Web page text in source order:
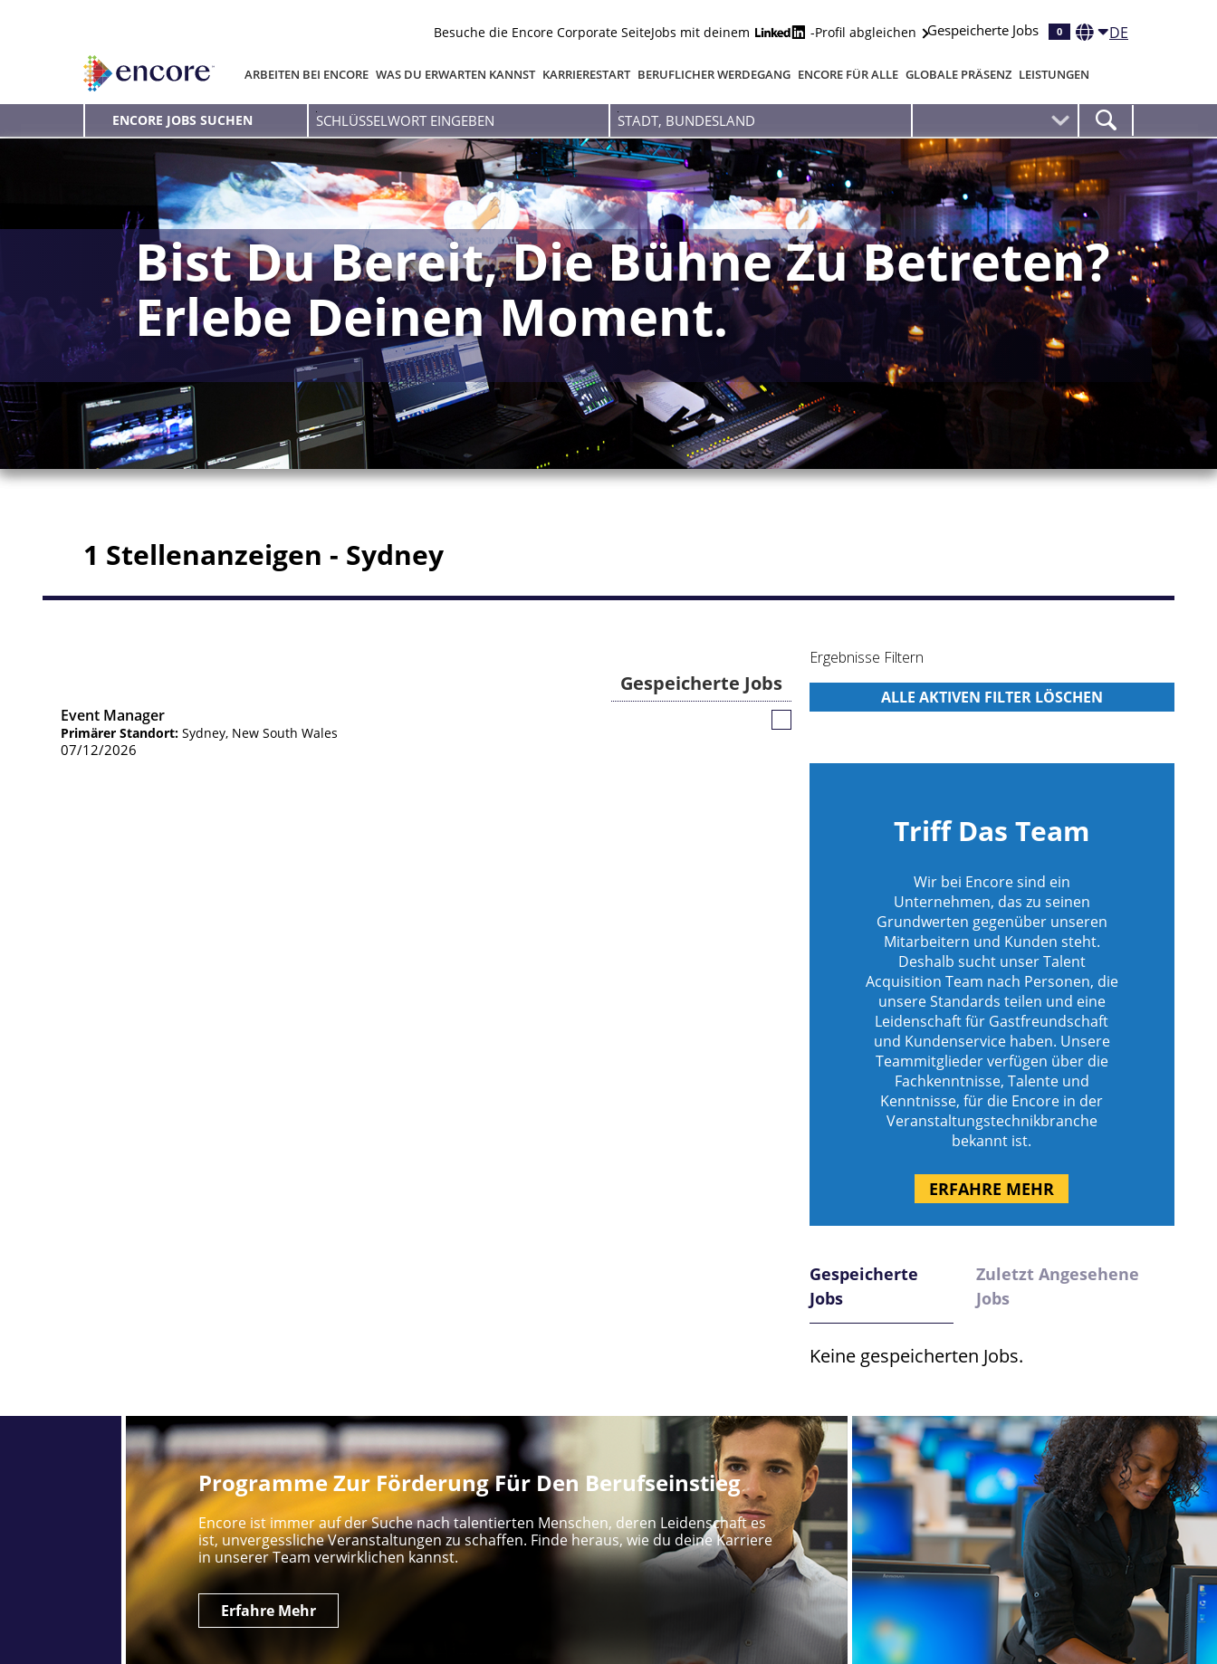
Besuche die Encore Corporate SeiteJobs mit deinem -Profil abgleichen Gespeicherte Jobs 0 DE
ARBEITEN BEI ENCORE WAS DU ERWARTEN KANNST KARRIERESTART BERUFLICHER WERDEGANG ENCORE FÜR ALLE GLOBALE PRÄSENZ LEISTUNGEN
ENCORE JOBS SUCHEN
Schlüsselwort
eingeben
Stadt,
Bundesland
Bist Du Bereit, Die Bühne Zu Betreten?
Erlebe Deinen Moment.
1 Stellenanzeigen - Sydney
Gespeicherte Jobs
Event Manager
Primärer Standort: Sydney, New South Wales
07/12/2026
Gespeicherte
Ergebnisse Filtern
Triff Das Team
Wir bei Encore sind ein
Unternehmen, das zu seinen
Grundwerten gegenüber unseren
Mitarbeitern und Kunden steht.
Deshalb sucht unser Talent
Acquisition Team nach Personen, die
unsere Standards teilen und eine
Leidenschaft für Gastfreundschaft
und Kundenservice haben. Unsere
Teammitglieder verfügen über die
Fachkenntnisse, Talente und
Kenntnisse, für die Encore in der
Veranstaltungstechnikbranche
bekannt ist.
ERFAHRE MEHR
Gespeicherte
Jobs
Zuletzt Angesehene
Jobs
Keine gespeicherten Jobs.
Programme Zur Förderung Für Den Berufseinstieg
Encore ist immer auf der Suche nach talentierten Menschen, deren Leidenschaft es
ist, unvergessliche Veranstaltungen zu schaffen. Finde heraus, wie du deine Karriere
in unserer Team verwirklichen kannst.
Erfahre Mehr